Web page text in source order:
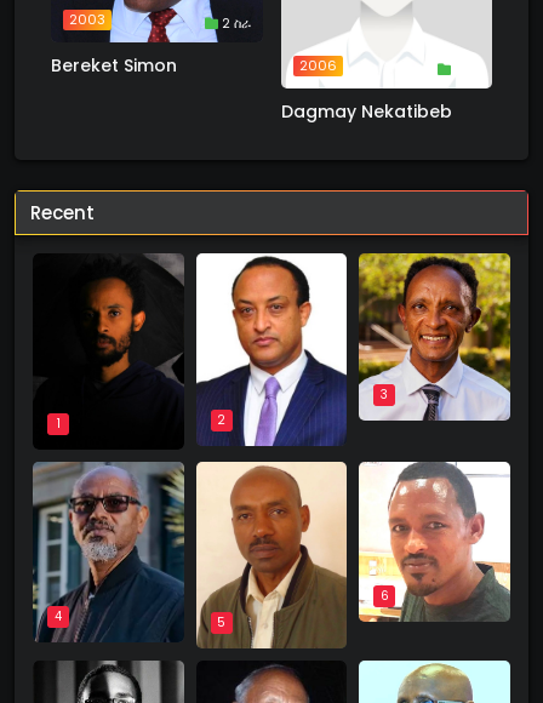
2003 2 ስራ
Bereket Simon 2006
Dagmay Nekatibeb
Recent
1 2
3
4 5
6